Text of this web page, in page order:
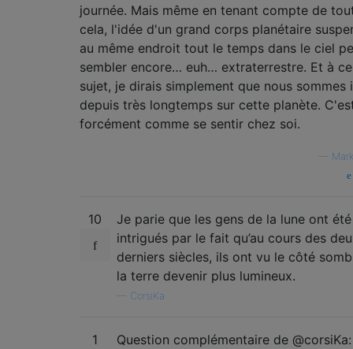
journée. Mais même en tenant compte de
cela, l'idée d'un grand corps planétaire
au même endroit tout le temps dans le ciel
sembler encore… euh… extraterrestre. Et à ce
sujet, je dirais simplement que nous sommes
depuis très longtemps sur cette planète.
forcément comme se sentir chez soi.
10
Je parie que les gens de la lune ont été
intrigués par le fait qu’au cours des
derniers siècles, ils ont vu le côté
la terre devenir plus lumineux.
CorsiKa
1
Question complémentaire de @corsiKa: